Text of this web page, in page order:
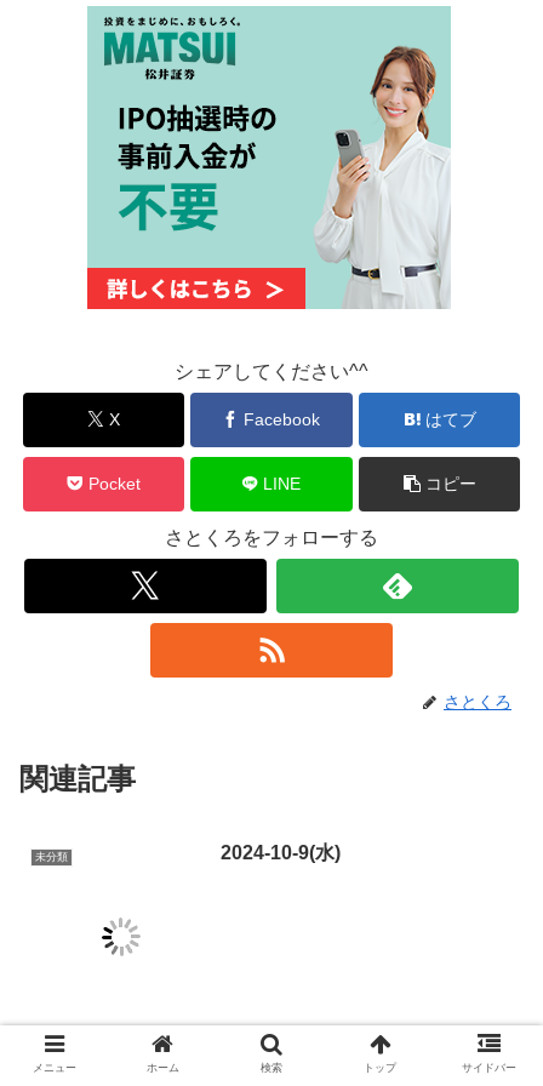
シェアしてください^^
X Facebook はてブ
Pocket LINE コピー
さとくろをフォローする
さとくろ
関連記事
未分類 2024-10-9(水)
市場スケジュール海外FOMC議事要旨（9/17、18開催分）（10/10
3:00）米10年国債入札《米決算発表》デルタ航空、ドミノ・ピザ国内
メニュー ホーム 検索 トップ サイドバー